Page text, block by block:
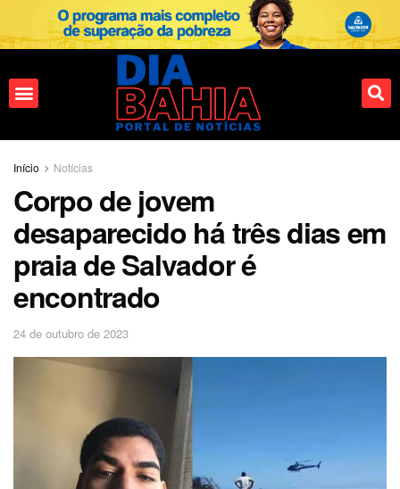
Início Notícias
Corpo de jovem
desaparecido há três dias em
praia de Salvador é
encontrado
24 de outubro de 2023